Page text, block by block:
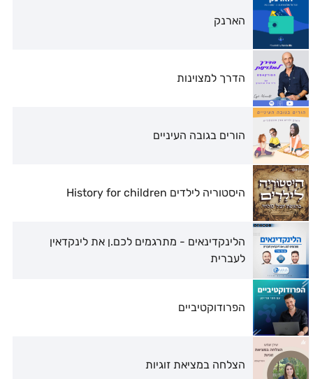
הארנק
הדרך למצוינות
הורים בגובה העיניים
היסטוריה לילדים History for children
הלינקדינאים - מתרגמים לכם.ן את לינקדאין
לעברית
הפרודוקטיביים
הצלחה במציאת זוגיות